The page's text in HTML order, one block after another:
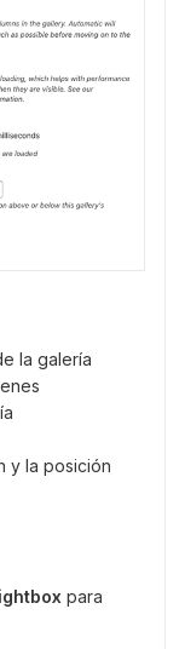
la galería
y la posición
para